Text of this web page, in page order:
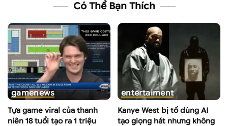
Có Thể Bạn Thích
gamenews
Tựa game viral của thanh
niên 18 tuổi tạo ra 1 triệu
entertaiment
Kanye West bị tố dùng AI
tạo giọng hát nhưng không